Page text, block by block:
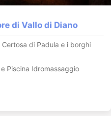
di Vallo di Diano
di Padula e i borghi
Piscina Idromassaggio